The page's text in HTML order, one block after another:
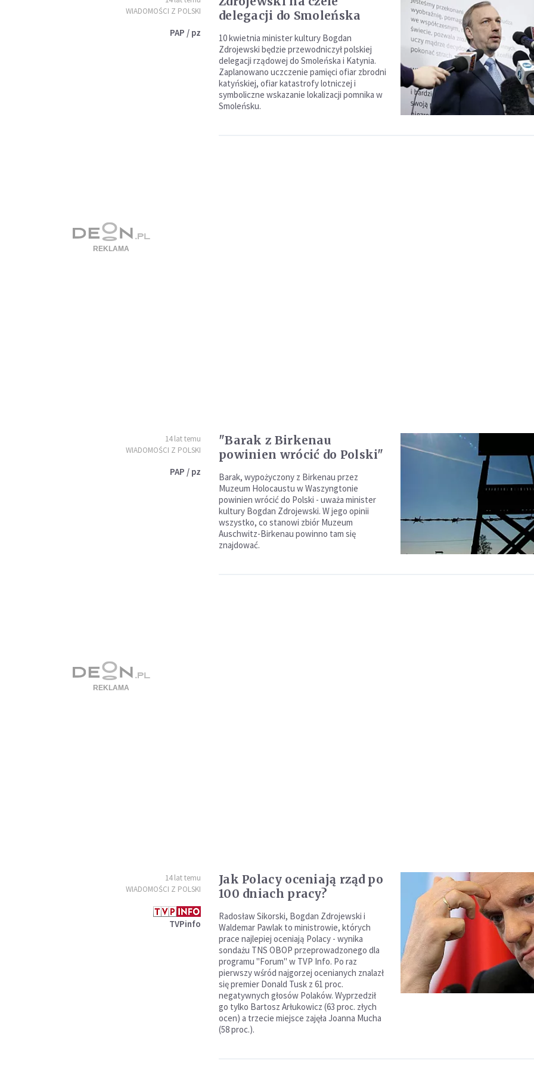
WIADOMOŚCI Z POLSKI
PAP / pz
delegacji do Smoleńska
10 kwietnia minister kultury Bogdan
Zdrojewski będzie przewodniczył polskiej
delegacji rządowej do Smoleńska i Katynia.
Zaplanowano uczczenie pamięci ofiar zbrodni
katyńskiej, ofiar katastrofy lotniczej i
symboliczne wskazanie lokalizacji pomnika w
Smoleńsku.
14 lat temu
WIADOMOŚCI Z POLSKI
PAP / pz
"Barak z Birkenau
powinien wrócić do Polski"
Barak, wypożyczony z Birkenau przez
Muzeum Holocaustu w Waszyngtonie
powinien wrócić do Polski - uważa minister
kultury Bogdan Zdrojewski. W jego opinii
wszystko, co stanowi zbiór Muzeum
Auschwitz-Birkenau powinno tam się
znajdować.
14 lat temu
WIADOMOŚCI Z POLSKI
TVPinfo
Jak Polacy oceniają rząd po
100 dniach pracy?
Radosław Sikorski, Bogdan Zdrojewski i
Waldemar Pawlak to ministrowie, których
prace najlepiej oceniają Polacy - wynika
sondażu TNS OBOP przeprowadzonego dla
programu "Forum" w TVP Info. Po raz
pierwszy wśród najgorzej ocenianych znalazł
się premier Donald Tusk z 61 proc.
negatywnych głosów Polaków. Wyprzedził
go tylko Bartosz Arłukowicz (63 proc. złych
ocen) a trzecie miejsce zajęła Joanna Mucha
(58 proc.).